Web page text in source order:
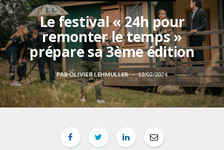
Le festival « 24h pour
remonter le temps »
prépare sa 3ème édition
PAROLIVIER LEHMULLER 12/02/2024